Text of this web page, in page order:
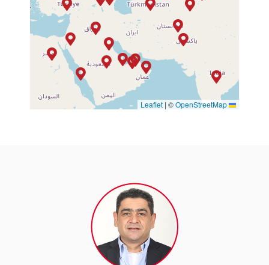
Leaflet
| ©OpenStreetMap